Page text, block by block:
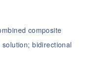
composite
solution;bidirectional